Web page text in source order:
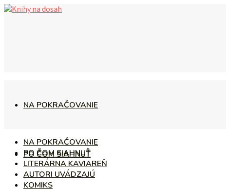
NA POKRAČOVANIE
PO ČOM SIAHNUŤ
NA POKRAČOVANIE
PO ČOM SIAHNUŤ
LITERÁRNA KAVIAREŇ
AUTORI UVÁDZAJÚ
KOMIKS